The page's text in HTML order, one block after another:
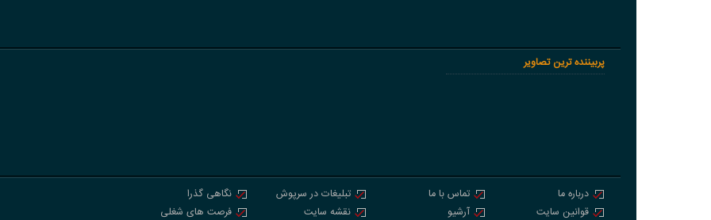
پربیننده ترین تصاویر
درباره ما تماس با ما تبلیغات در سرپوش
نگاهی گذرا
قوانین سایت
آرشیو نقشه سایت فرصت های شغلی